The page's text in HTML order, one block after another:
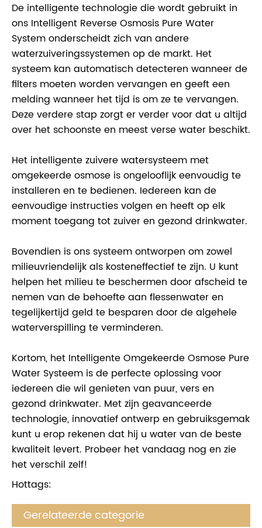
De intelligente technologie die wordt gebruikt in
ons Intelligent Reverse Osmosis Pure Water
System onderscheidt zich van andere
waterzuiveringssystemen op de markt. Het
systeem kan automatisch detecteren wanneer de
filters moeten worden vervangen en geeft een
melding wanneer het tijd is om ze te vervangen.
Deze verdere stap zorgt er verder voor dat u altijd
over het schoonste en meest verse water beschikt.
Het intelligente zuivere watersysteem met
omgekeerde osmose is ongelooflijk eenvoudig te
installeren en te bedienen. Iedereen kan de
eenvoudige instructies volgen en heeft op elk
moment toegang tot zuiver en gezond drinkwater.
Bovendien is ons systeem ontworpen om zowel
milieuvriendelijk als kosteneffectief te zijn. U kunt
helpen het milieu te beschermen door afscheid te
nemen van de behoefte aan flessenwater en
tegelijkertijd geld te besparen door de algehele
waterverspilling te verminderen.
Kortom, het Intelligente Omgekeerde Osmose Pure
Water Systeem is de perfecte oplossing voor
iedereen die wil genieten van puur, vers en
gezond drinkwater. Met zijn geavanceerde
technologie, innovatief ontwerp en gebruiksgemak
kunt u erop rekenen dat hij u water van de beste
kwaliteit levert. Probeer het vandaag nog en zie
het verschil zelf!
Hottags:
Gerelateerde categorie